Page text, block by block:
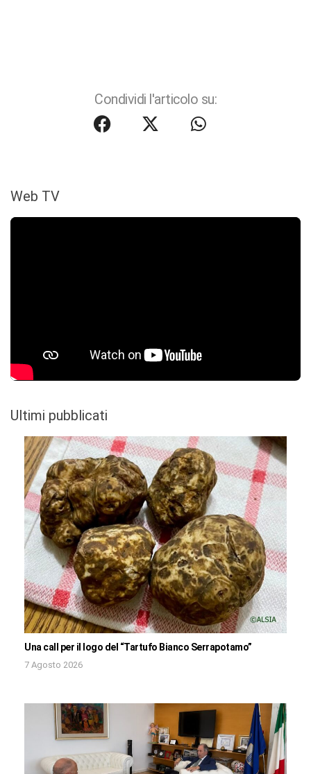
Condividi l'articolo su:
Web TV
Ultimi pubblicati
Una call per il logo del “Tartufo Bianco Serrapotamo”
7 Agosto 2026